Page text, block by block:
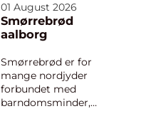
01 August 2026
Smørrebrød
aalborg
Smørrebrød er for
mange nordjyder
forbundet med
barndomsminder,